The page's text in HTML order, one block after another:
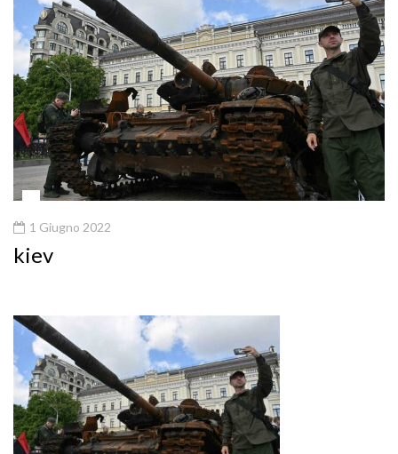
1 Giugno 2022
kiev